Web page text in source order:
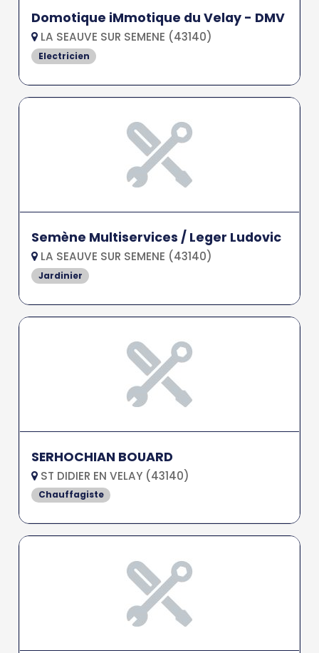
Domotique iMmotique du Velay - DMV
LA SEAUVE SUR SEMENE (43140)
Electricien
Semène Multiservices / Leger Ludovic
LA SEAUVE SUR SEMENE (43140)
Jardinier
SERHOCHIAN BOUARD
ST DIDIER EN VELAY (43140)
Chauffagiste